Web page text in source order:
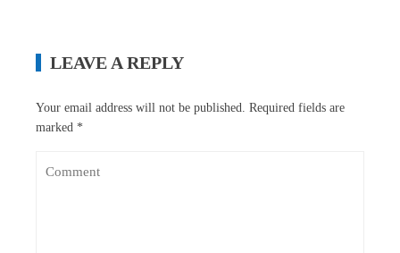
LEAVE A REPLY
Your email address will not be published. Required fields are
marked *